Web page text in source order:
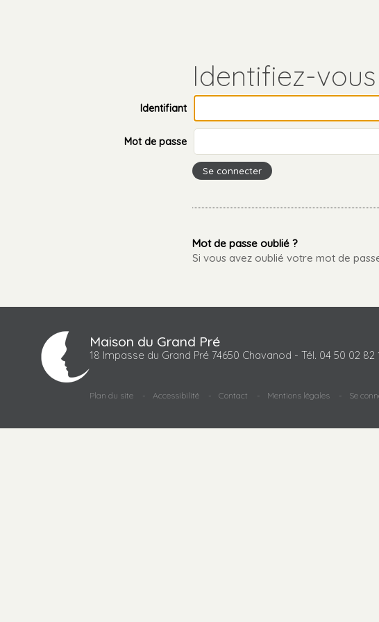
Identifiant
Mot de passe
Mot de passe oublié ?
Si vous avez oublié votre mot de
Maison du Grand Pré
18 Impasse du Grand Pré 74650 Chavanod - Tél. 04 50 02 82
Plan du site Accessibilité Contact Mentions légales Se